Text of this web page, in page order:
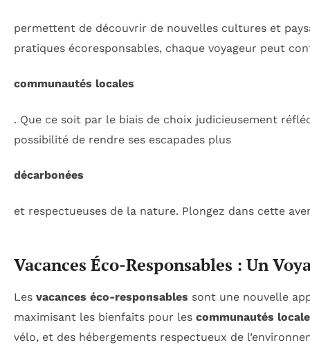
permettent de découvrir de nouvelles cultures et
pratiques écoresponsables, chaque voyageur peut
communautés locales
. Que ce soit par le biais de choix judicieusement
possibilité de rendre ses escapades plus
décarbonées
et respectueuses de la nature. Plongez dans cette
Vacances Éco-Responsables : Un
Les vacances éco-responsables sont une nouvelle
maximisant les bienfaits pour les communautés
vélo, et des hébergements respectueux de